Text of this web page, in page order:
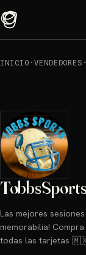
INICIO · VENDEDORES
Las mejores
memorabilia!
todas las tarjetas